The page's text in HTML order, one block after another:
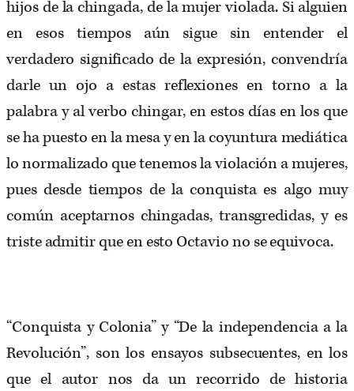
hijos de la chingada, de la mujer violada. Si alguien
en esos tiempos aún sigue sin entender el
verdadero significado de la expresión, convendría
darle un ojo a estas reflexiones en torno a la
palabra y al verbo chingar, en estos días en los que
se ha puesto en la mesa y en la coyuntura mediática
lo normalizado que tenemos la violación a mujeres,
pues desde tiempos de la conquista es algo muy
común aceptarnos chingadas, transgredidas, y es
triste admitir que en esto Octavio no se equivoca.
“Conquista y Colonia” y “De la independencia a la
Revolución”, son los ensayos subsecuentes, en los
que el autor nos da un recorrido de historia